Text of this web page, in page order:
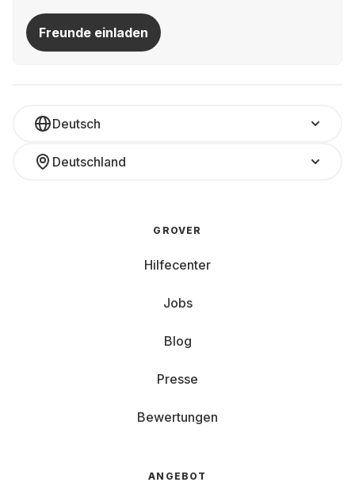
Freunde einladen
Deutsch
Deutschland
GROVER
Hilfecenter
Jobs
Blog
Presse
Bewertungen
ANGEBOT